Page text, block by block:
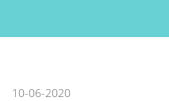
10-06-2020